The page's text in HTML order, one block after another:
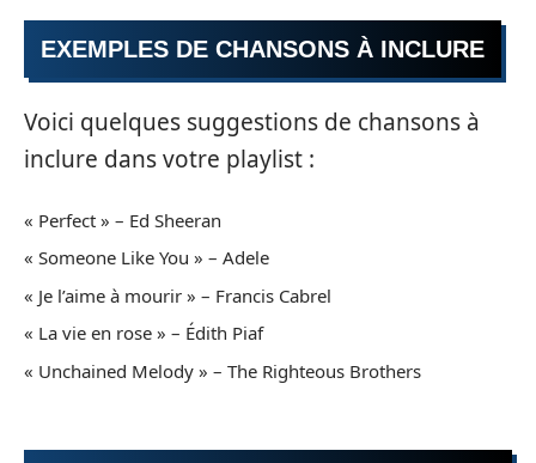
EXEMPLES DE CHANSONS À INCLURE
Voici quelques suggestions de chansons à
inclure dans votre playlist :
« Perfect » – Ed Sheeran
« Someone Like You » – Adele
« Je l’aime à mourir » – Francis Cabrel
« La vie en rose » – Édith Piaf
« Unchained Melody » – The Righteous Brothers